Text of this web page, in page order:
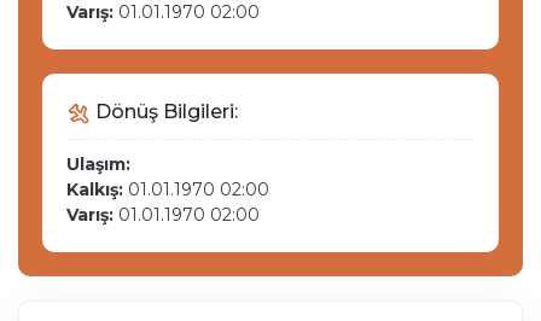
Varış: 01.01.1970 02:00
Dönüş Bilgileri:
Ulaşım:
Kalkış: 01.01.1970 02:00
Varış: 01.01.1970 02:00